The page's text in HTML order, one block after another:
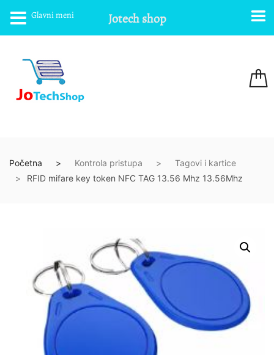
Početna Kontrola pristupa
Tagovi i kartice
RFID mifare key token NFC TAG 13.56 Mhz 13.56Mhz
Glavni meni Jotech shop